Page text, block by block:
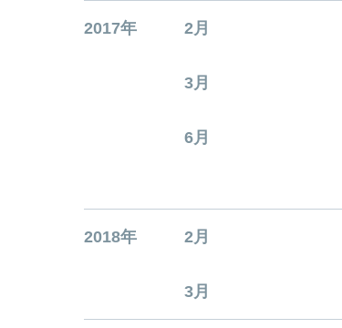
2017年 2月
3月
6月
2018年 2月
3月